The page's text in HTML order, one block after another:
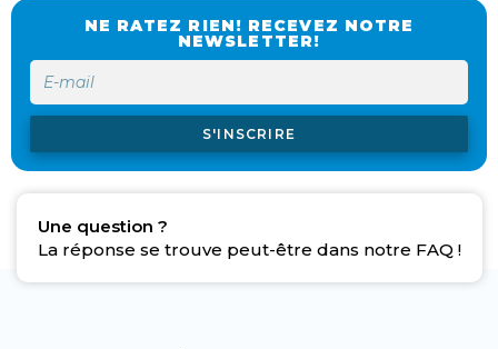
NE RATEZ RIEN! RECEVEZ NOTRE
NEWSLETTER!
S'INSCRIRE
Une question ?
La réponse se trouve peut-être dans notre FAQ !